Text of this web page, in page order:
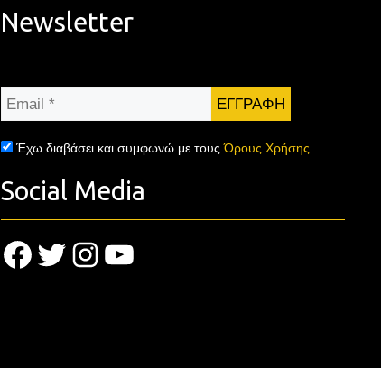
Newsletter
Email
Έχω διαβάσει και συμφωνώ με τουςΌρους Χρήσης
Social Media
Facebook
TwitterInstagram
YouTube